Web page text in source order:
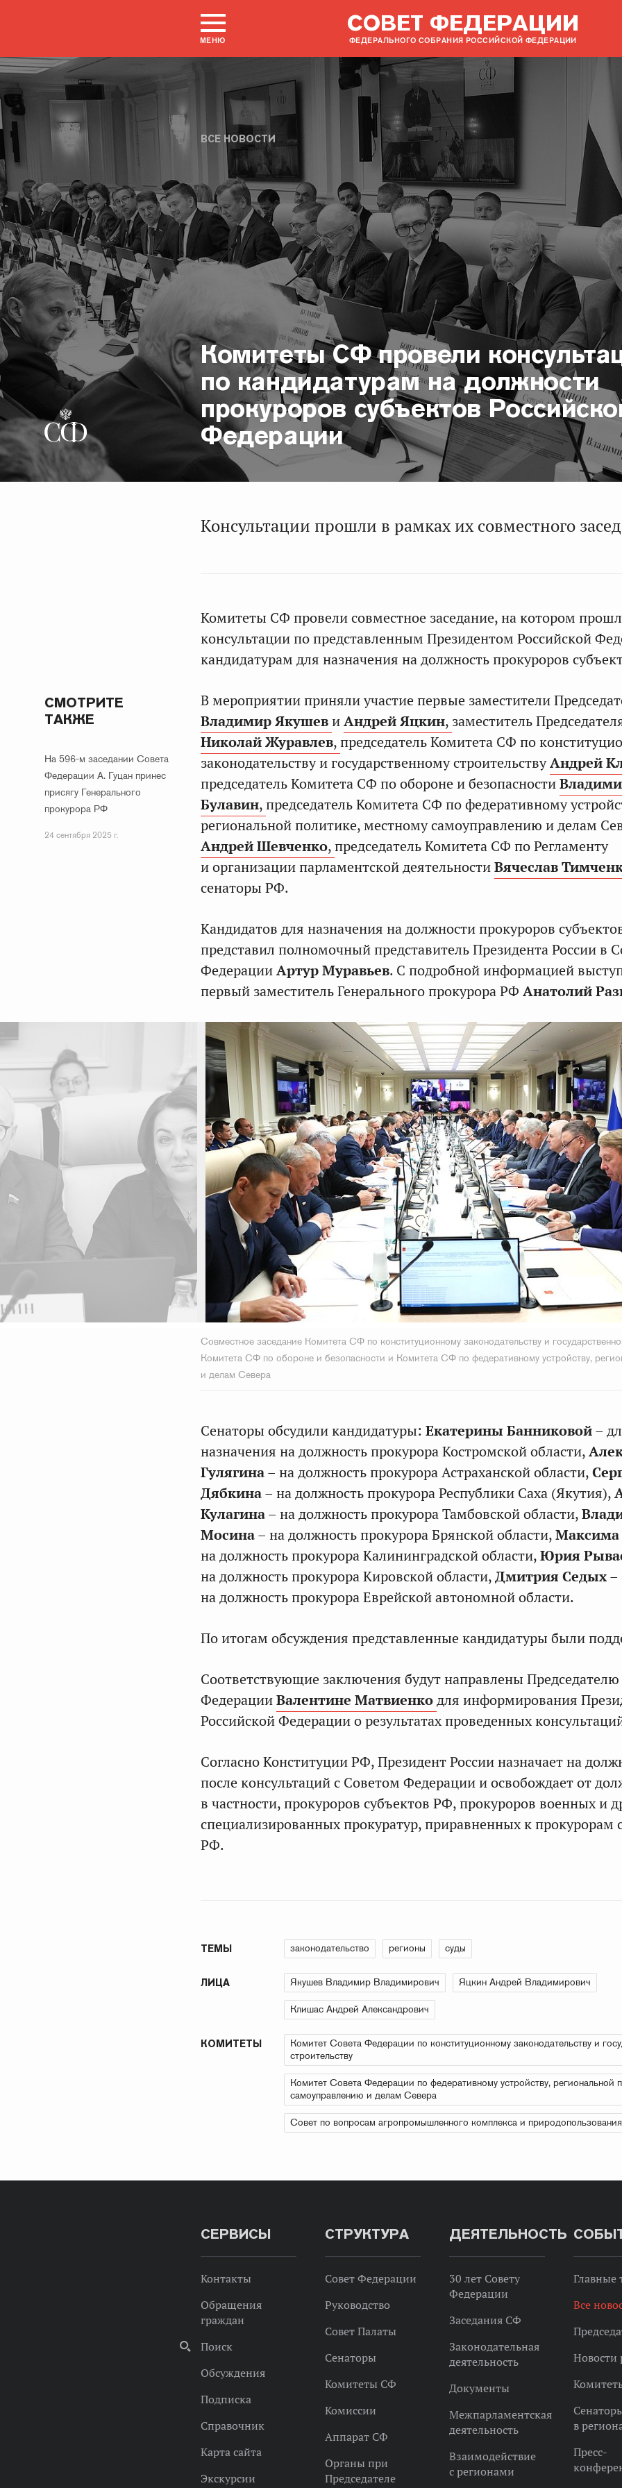
МЕНЮ
СОВЕТ ФЕДЕРАЦИИ
ФЕДЕРАЛЬНОГО СОБРАНИЯ РОССИЙСКОЙ ФЕДЕРАЦИИ
ВСЕ НОВОСТИ
Комитеты СФ провели
по кандидатурам на должности
прокуроров субъектов
Федерации
Консультации прошли в рамках их совместного
Комитеты СФ провели совместное заседание, на котором
консультации по представленным Президентом Российской
кандидатурам для назначения на должность прокуроров
СМОТРИТЕ
ТАКЖЕ
На 596-м заседании Совета
Федерации А. Гуцан принес
присягу Генерального
прокурора РФ
24 сентября 2025 г.
В мероприятии приняли участие первые заместители
Владимир ЯкушевиАндрей Яцкин, заместитель
Николай Журавлев,председатель Комитета СФ по
законодательству и государственному строительствуАндрей
председатель Комитета СФ по обороне и безопасности
Булавин,председатель Комитета СФ по федеративному
региональной политике, местному самоуправлению и делам
Андрей Шевченко,председатель Комитета СФ по Регламенту
и организации парламентской деятельностиВячеслав
сенаторы РФ.
Кандидатов для назначения на должности прокуроров
представил полномочный представитель Президента России в
ФедерацииАртур Муравьев. С подробной информацией
первый заместитель Генерального прокурора РФ Анатолий
Совместное заседание Комитета СФ по конституционному законодательству и
Комитета СФ по обороне и безопасности и Комитета СФ по федеративному устройству,
и делам Севера
Сенаторы обсудили кандидатуры: Екатерины Банниковой–
назначения на должность прокурора Костромской области,
Гулягина– на должность прокурора Астраханской области,
Дябкина– на должность прокурора Республики Саха (Якутия),
Кулагина– на должность прокурора Тамбовской области,
Мосина– на должность прокурора Брянской области,Максима
на должность прокурора Калининградской области,Юрия
на должность прокурора Кировской области,Дмитрия Седых–
на должность прокурора Еврейской автономной области.
По итогам обсуждения представленные кандидатуры были
Соответствующие заключения будут направлены Председателю
ФедерацииВалентине Матвиенкодля информирования
Российской Федерации о результатах проведенных
Согласно Конституции РФ, Президент России назначает на
после консультаций с Советом Федерации и освобождает от
в частности, прокуроров субъектов РФ, прокуроров военных и
специализированных прокуратур, приравненных к прокурорам
РФ.
ТЕМЫ законодательство регионы суды
ЛИЦА Якушев Владимир Владимирович Яцкин Андрей Владимирович
Клишас Андрей Александрович
КОМИТЕТЫ
Комитет Совета Федерации по конституционному законодательству и
строительству
Комитет Совета Федерации по федеративному устройству, региональной
самоуправлению и делам Севера
Совет по вопросам агропромышленного комплекса и природопользования
СЕРВИСЫ
Контакты
Обращения
граждан
Поиск
Обсуждения
Подписка
Справочник
Карта сайта
Экскурсии
СТРУКТУРА
Совет Федерации
Руководство
Совет Палаты
Сенаторы
Комитеты СФ
Комиссии
Аппарат СФ
Органы при
Председателе
ДЕЯТЕЛЬНОСТЬ
30 лет Совету
Федерации
Заседания СФ
Законодательная
деятельность
Документы
Межпарламентская
деятельность
Взаимодействие
с регионами
Главные
Все
Новости
в
Пресс-